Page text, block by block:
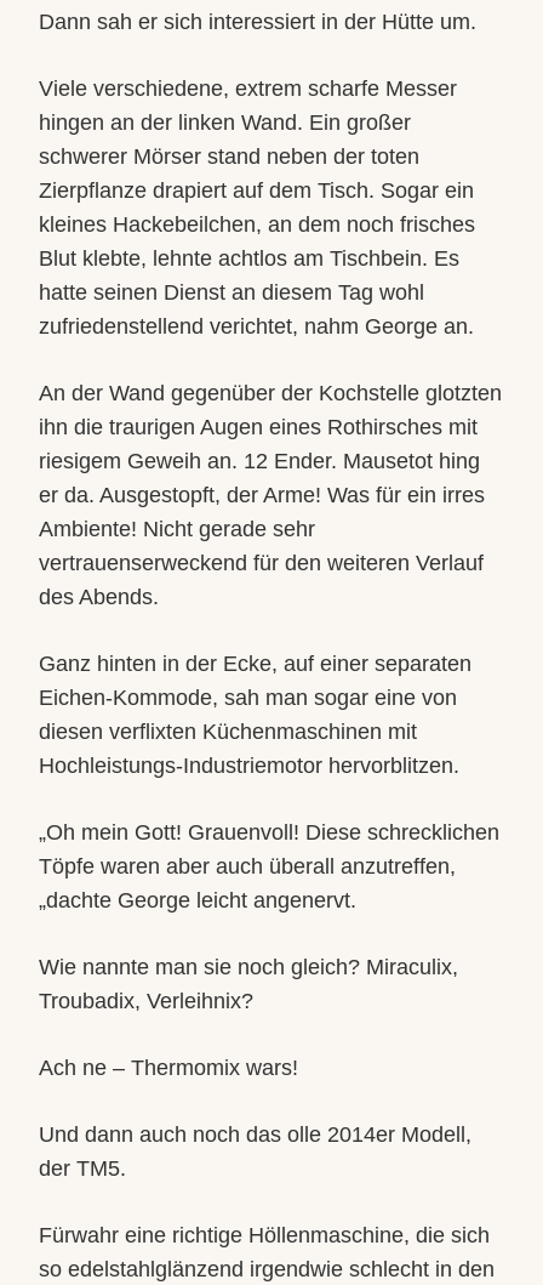
Dann sah er sich interessiert in der Hütte um.
Viele verschiedene, extrem scharfe Messer
hingen an der linken Wand. Ein großer
schwerer Mörser stand neben der toten
Zierpflanze drapiert auf dem Tisch. Sogar ein
kleines Hackebeilchen, an dem noch frisches
Blut klebte, lehnte achtlos am Tischbein. Es
hatte seinen Dienst an diesem Tag wohl
zufriedenstellend verichtet, nahm George an.
An der Wand gegenüber der Kochstelle glotzten
ihn die traurigen Augen eines Rothirsches mit
riesigem Geweih an. 12 Ender. Mausetot hing
er da. Ausgestopft, der Arme! Was für ein irres
Ambiente! Nicht gerade sehr
vertrauenserweckend für den weiteren Verlauf
des Abends.
Ganz hinten in der Ecke, auf einer separaten
Eichen-Kommode, sah man sogar eine von
diesen verflixten Küchenmaschinen mit
Hochleistungs-Industriemotor hervorblitzen.
„Oh mein Gott! Grauenvoll! Diese schrecklichen
Töpfe waren aber auch überall anzutreffen,
„dachte George leicht angenervt.
Wie nannte man sie noch gleich? Miraculix,
Troubadix, Verleihnix?
Ach ne – Thermomix wars!
Und dann auch noch das olle 2014er Modell,
der TM5.
Fürwahr eine richtige Höllenmaschine, die sich
so edelstahlglänzend irgendwie schlecht in den